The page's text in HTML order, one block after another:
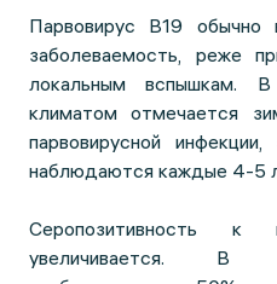
Парвовирус В19 обычно
заболеваемость, реже
локальным вспышкам.
климатом отмечается
парвовирусной
наблюдаются каждые 4-5
Серопозитивность
увеличивается. В